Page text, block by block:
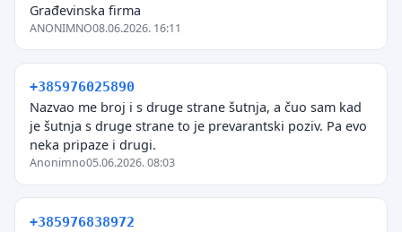
Građevinska firma
ANONIMNO08.06.2026. 16:11
+385976025890
Nazvao me broj i s druge strane šutnja, a čuo sam kad
je šutnja s druge strane to je prevarantski poziv. Pa evo
neka pripaze i drugi.
Anonimno05.06.2026. 08:03
+385976838972